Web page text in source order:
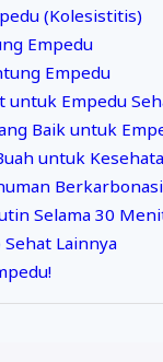
(Kolesistitis)
Empedu
Empedu
untuk Empedu
Baik untuk
untuk
Berkarbonasi
Selama 30
Sehat Lainnya